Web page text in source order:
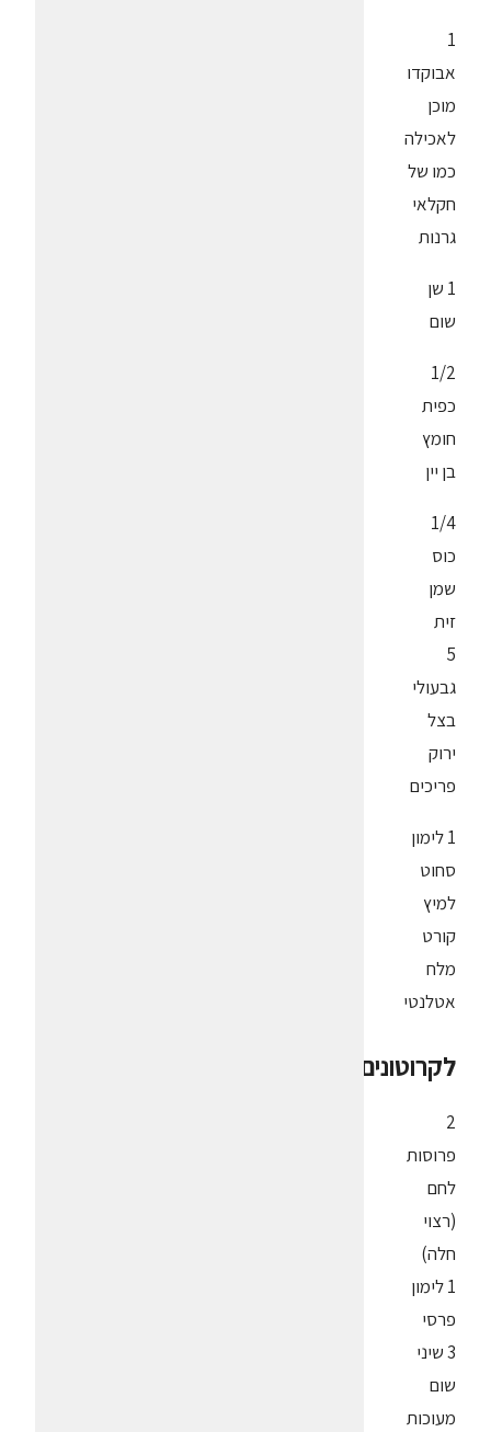
1
אבוקדו
מוכן
לאכילה
כמו של
חקלאי
גרנות
1 שן
שום
1/2
כפית
חומץ
בן יין
1/4
כוס
שמן
זית
5
גבעולי
בצל
ירוק
פריכים
1 לימון
סחוט
למיץ
קורט
מלח
אטלנטי
לקרוטונים
2
פרוסות
לחם
(רצוי
חלה)
1 לימון
פרסי
3 שיני
שום
מעוכות